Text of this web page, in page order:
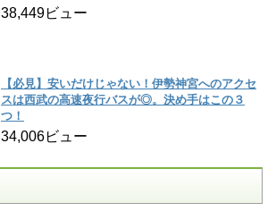
38,449ビュー
【必見】安いだけじゃない！伊勢神宮へのアクセ
スは西武の高速夜行バスが◎。決め手はこの３
つ！
34,006ビュー